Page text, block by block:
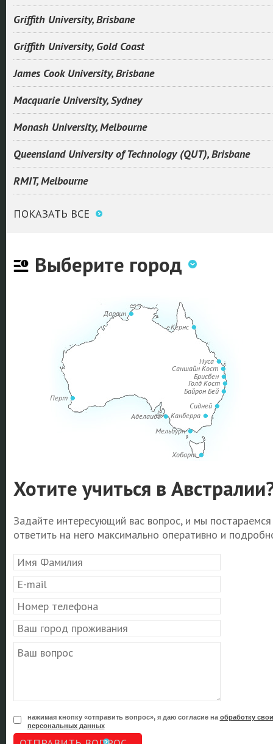
Griffith University, Brisbane
Griffith University, Gold Coast
James Cook University, Brisbane
Macquarie University, Sydney
Monash University, Melbourne
Queensland University of Technology (QUT), Brisbane
RMIT, Melbourne
ПОКАЗАТЬ ВСЕ
Выберите город
Сидней
Аделаида
Байрон Бей
Брисбен
Голд Кост
Канберра
Кернс
Мельбурн
Перт
Саншайн Кост
Хобарт
Нуса
Дарвин
Хотите учиться в
Задайте интересующий вас вопрос, и мы постараемся
ответить на него максимально оперативно и
нажимая кнопку «отправить вопрос», я даю согласие на обработку
персональных данных